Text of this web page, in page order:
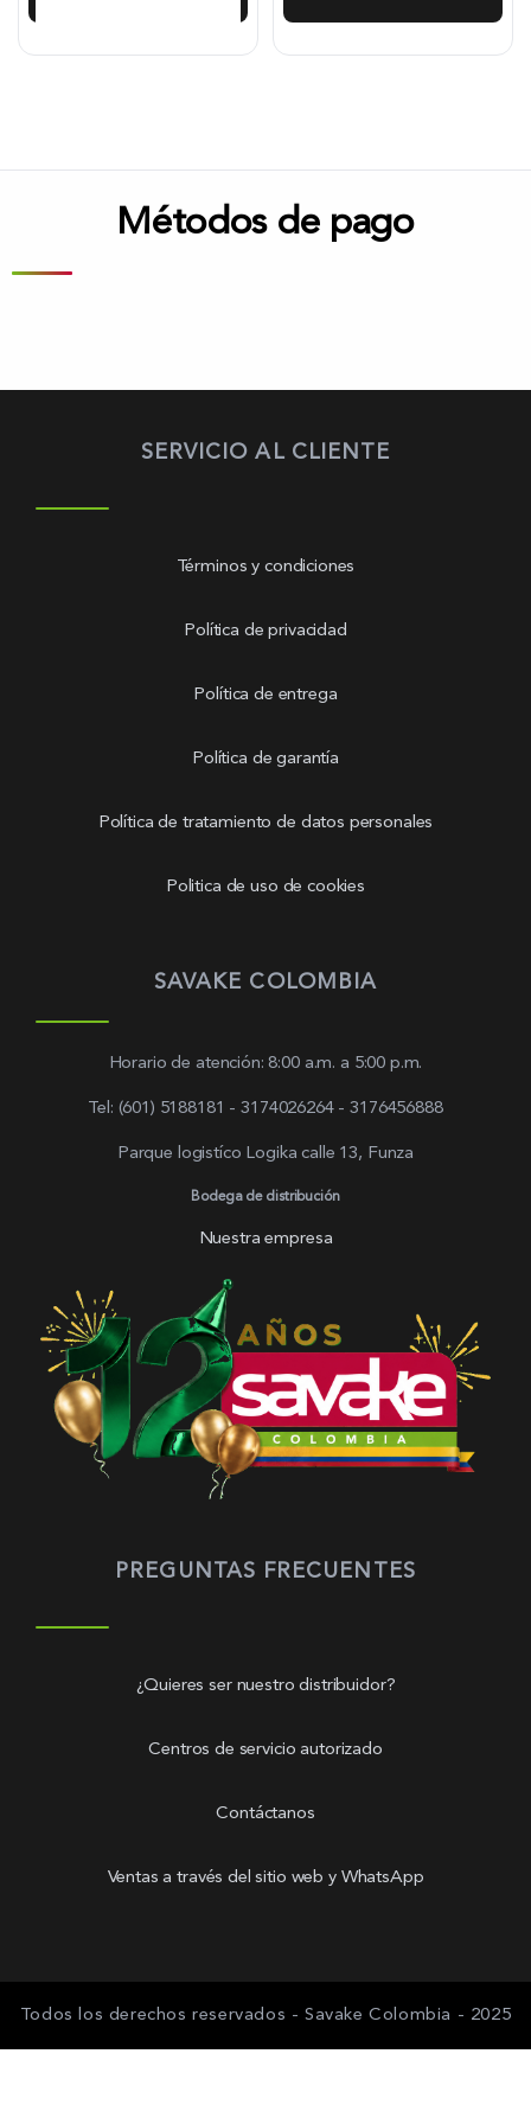
Métodos de pago
SERVICIO AL CLIENTE
Términos y condiciones
Política de privacidad
Política de entrega
Política de garantía
Política de tratamiento de datos personales
Politica de uso de cookies
SAVAKE COLOMBIA
Horario de atención: 8:00 a.m. a 5:00 p.m.
Tel: (601) 5188181 - 3174026264 - 3176456888
Parque logistíco Logika calle 13, Funza
Bodega de distribución
Nuestra empresa
PREGUNTAS FRECUENTES
¿Quieres ser nuestro distribuidor?
Centros de servicio autorizado
Contáctanos
Ventas a través del sitio web y WhatsApp
Todos los derechos reservados - Savake Colombia - 2025